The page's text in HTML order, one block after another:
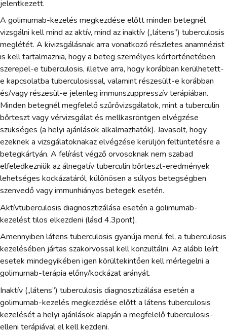
jelentkezett.
A golimumab-kezelés megkezdése előtt minden betegnél
vizsgálni kell mind az aktív, mind az inaktív („látens”) tuberculosis
meglétét. A kivizsgálásnak arra vonatkozó részletes anamnézist
is kell tartalmaznia, hogy a beteg személyes kórtörténetében
szerepel-e tuberculosis, illetve arra, hogy korábban kerülhetett-
e kapcsolatba tuberculosissal, valamint részesült-e korábban
és/vagy részesül-e jelenleg immunszuppresszív terápiában.
Minden betegnél megfelelő szűrővizsgálatok, mint a tuberculin
bőrteszt vagy vérvizsgálat és mellkasröntgen elvégzése
szükséges (a helyi ajánlások alkalmazhatók). Javasolt, hogy
ezeknek a vizsgálatoknakaz elvégzése kerüljön feltüntetésre a
betegkártyán. A felírást végző orvosoknak nem szabad
elfeledkezniük az álnegatív tuberculin bőrteszt-eredmények
lehetséges kockázatáról, különösen a súlyos betegségben
szenvedő vagy immunhiányos betegek esetén.
Aktívtuberculosis diagnosztizálása esetén a golimumab-
kezelést tilos elkezdeni (lásd 4.3pont).
Amennyiben látens tuberculosis gyanúja merül fel, a tuberculosis
kezelésében jártas szakorvossal kell konzultálni. Az alább leírt
esetek mindegyikében igen körültekintően kell mérlegelni a
golimumab-terápia előny/kockázat arányát.
Inaktív („látens”) tuberculosis diagnosztizálása esetén a
golimumab-kezelés megkezdése előtt a látens tuberculosis
kezelését a helyi ajánlások alapján a megfelelő tuberculosis-
elleni terápiával el kell kezdeni.